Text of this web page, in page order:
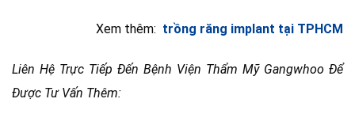
Xem thêm: trồng răng implant tại TPHCM
Liên Hệ Trực Tiếp Đến Bệnh Viện Thẩm Mỹ Gangwhoo Để
Được Tư Vấn Thêm: